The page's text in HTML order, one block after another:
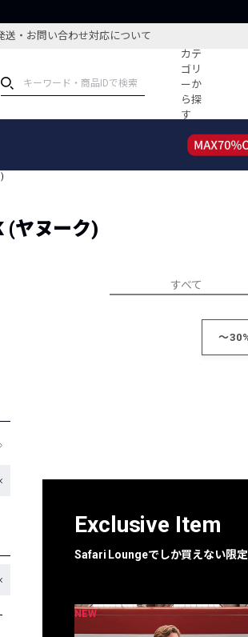
・お問い合わせ対応について
カテ
ゴリ
ーか
ら探
す
コーディネート
(ヤヌーク)
すべて
～
Exclusive Item
Safari Loungeでしか買えない限
NEW